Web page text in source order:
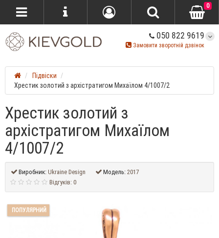
050 822 9619
Замовити зворотній дзвінок
0
Підвіски
Хрестик золотий з архістратигом Михаїлом 4/1007/2
Хрестик золотий з
архістратигом Михаїлом
4/1007/2
Виробник:Ukraine Design Модель:2017
Відгуків: 0
ПОПУЛЯРНИЙ